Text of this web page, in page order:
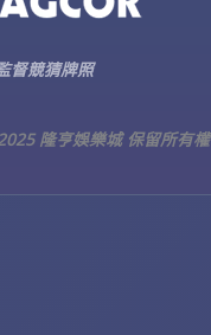
督競猜牌照
隆亨娛樂城 保留所有權